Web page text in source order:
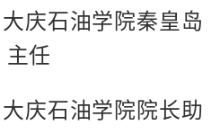
大庆石油学院秦皇岛
主任
大庆石油学院院长助